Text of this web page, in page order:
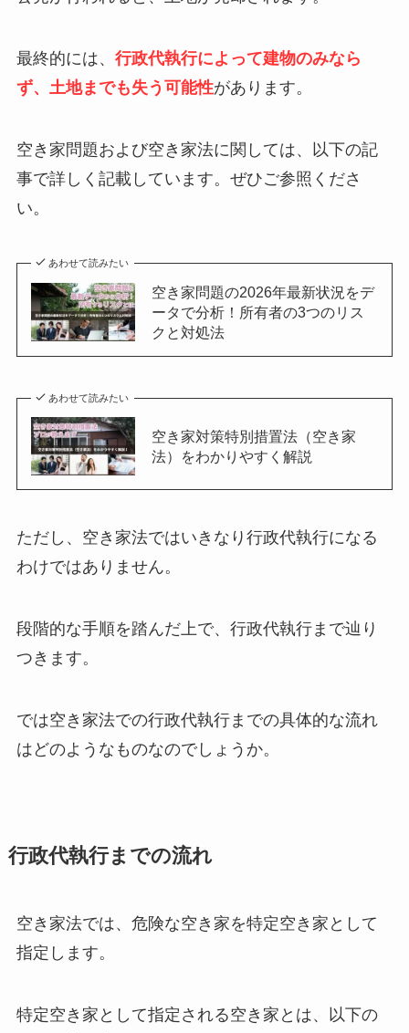
最終的には、 行政代執行によって建物のみなら
ず、土地までも失う可能性があります。
空き家問題および空き家法に関しては、以下の記
事で詳しく記載しています。ぜひご参照くださ
い。
あわせて読みたい
空き家問題の2026年最新状況をデ
ータで分析！所有者の3つのリス
クと対処法
あわせて読みたい
空き家対策特別措置法（空き家
法）をわかりやすく解説
ただし、空き家法ではいきなり行政代執行になる
わけではありません。
段階的な手順を踏んだ上で、行政代執行まで辿り
つきます。
では空き家法での行政代執行までの具体的な流れ
はどのようなものなのでしょうか。
行政代執行までの流れ
空き家法では、危険な空き家を特定空き家として
指定します。
特定空き家として指定される空き家とは、以下の